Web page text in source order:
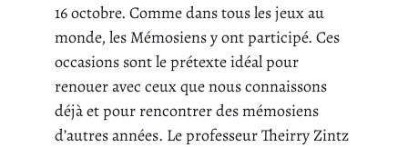
16 octobre. Comme dans tous les jeux au
monde, les Mémosiens y ont participé. Ces
occasions sont le prétexte idéal pour
renouer avec ceux que nous connaissons
déjà et pour rencontrer des mémosiens
d’autres années. Le professeur Theirry Zintz